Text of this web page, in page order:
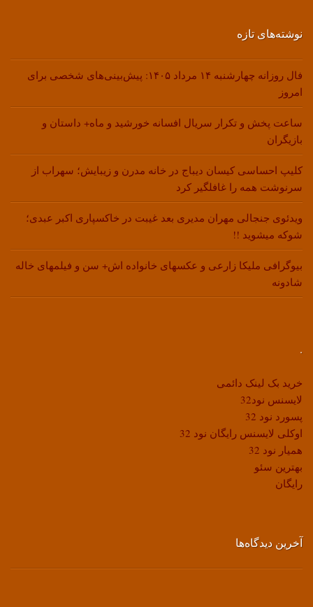
نوشته‌های تازه
فال روزانه چهارشنبه ۱۴ مرداد ۱۴۰۵: پیش‌بینی‌های شخصی برای
امروز
ساعت پخش و تکرار سریال افسانه خورشید و ماه+ داستان و
بازیگران
کلیپ احساسی کیسان دیباج در خانه مدرن و زیبایش؛ سهراب از
سرنوشت همه را غافلگیر کرد
ویدئوی جنجالی مهران مدیری بعد غیبت در خاکسپاری اکبر عبدی؛
شوکه میشوید !!
بیوگرافی ملیکا زارعی و عکسهای خانواده اش+ سن و فیلمهای خاله
شادونه
.
خرید بک لینک دائمی
لایسنس نود32
پسورد نود 32
اوکلی لایسنس رایگان نود 32
همیار نود 32
بهترین سئو
رایگان
آخرین دیدگاه‌ها